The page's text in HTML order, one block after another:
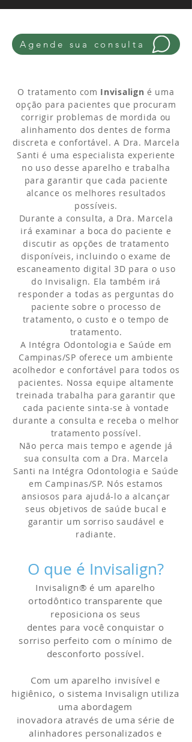
Agende sua consulta
O tratamento com Invisalign é uma
opção para pacientes que procuram
corrigir problemas de mordida ou
alinhamento dos dentes de forma
discreta e confortável. A Dra. Marcela
Santi é uma especialista experiente
no uso desse aparelho e trabalha
para garantir que cada paciente
alcance os melhores resultados
possíveis.
Durante a consulta, a Dra. Marcela
irá examinar a boca do paciente e
discutir as opções de tratamento
disponíveis, incluindo o exame de
escaneamento digital 3D para o uso
do Invisalign. Ela também irá
responder a todas as perguntas do
paciente sobre o processo de
tratamento, o custo e o tempo de
tratamento.
A Intégra Odontologia e Saúde em
Campinas/SP oferece um ambiente
acolhedor e confortável para todos os
pacientes. Nossa equipe altamente
treinada trabalha para garantir que
cada paciente sinta-se à vontade
durante a consulta e receba o melhor
tratamento possível.
Não perca mais tempo e agende já
sua consulta com a Dra. Marcela
Santi na Intégra Odontologia e Saúde
em Campinas/SP. Nós estamos
ansiosos para ajudá-lo a alcançar
seus objetivos de saúde bucal e
garantir um sorriso saudável e
radiante.
O que é Invisalign?
Invisalign® é um aparelho
ortodôntico transparente que
reposiciona os seus
dentes para você conquistar o
sorriso perfeito com o mínimo de
desconforto possível.
Com um aparelho invisível e
higiênico, o sistema Invisalign utiliza
uma abordagem
inovadora através de uma série de
alinhadores personalizados e